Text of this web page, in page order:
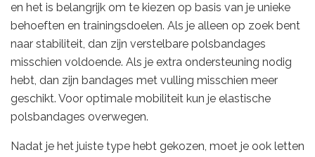
en het is belangrijk om te kiezen op basis van je unieke
behoeften en trainingsdoelen. Als je alleen op zoek bent
naar stabiliteit, dan zijn verstelbare polsbandages
misschien voldoende. Als je extra ondersteuning nodig
hebt, dan zijn bandages met vulling misschien meer
geschikt. Voor optimale mobiliteit kun je elastische
polsbandages overwegen.
Nadat je het juiste type hebt gekozen, moet je ook letten